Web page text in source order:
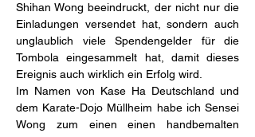
Shihan Wong beeindruckt, der nicht nur die
Einladungen versendet hat, sondern auch
unglaublich viele Spendengelder für die
Tombola eingesammelt hat, damit dieses
Ereignis auch wirklich ein Erfolg wird.
Im Namen von Kase Ha Deutschland und
dem Karate-Dojo Müllheim habe ich Sensei
Wong zum einen einen handbemalten